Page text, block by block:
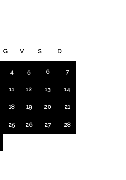
G V S D
4 5 6 7
11 12 13 14
18 19 20 21
25 26 27 28